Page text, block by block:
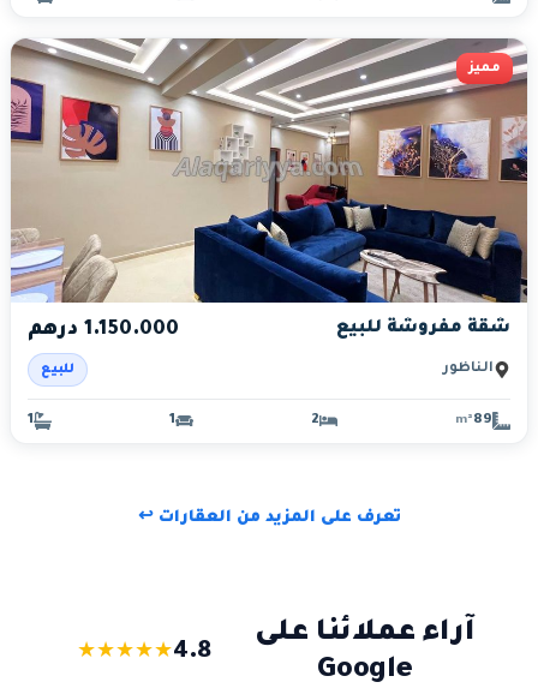
مميز
شقة مفروشة للبيع 1.150.000 درهم
الناظور للبيع
89
m²
2
1
1
تعرف على المزيد من العقارات ↩
آراء عملائنا على
Google
4.8
★
★
★
★
★